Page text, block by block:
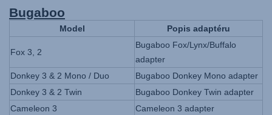
Bugaboo
Model Popis adaptéru
Fox 3, 2
Bugaboo Fox/Lynx/Buffalo
adapter
Donkey 3 & 2 Mono / Duo
Bugaboo Donkey Mono adapter
Donkey 3 & 2 Twin
Bugaboo Donkey Twin adapter
Cameleon 3
Cameleon 3 adapter